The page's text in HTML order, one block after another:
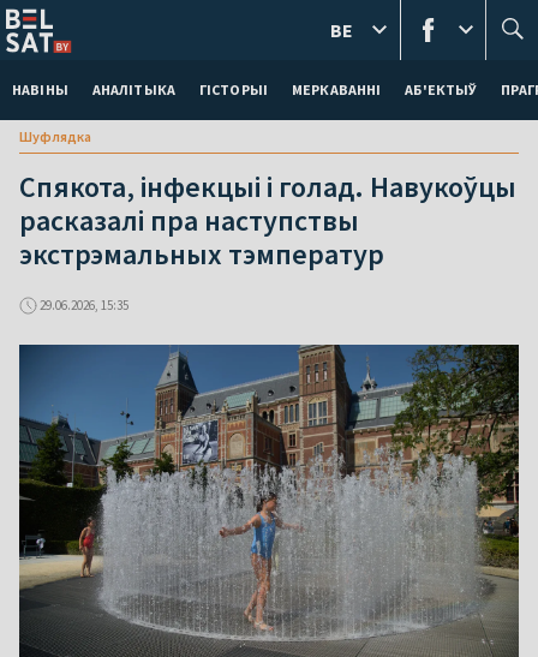
НАВІНЫ АНАЛІТЫКА ГІСТОРЫІ МЕРКАВАННI АБ'ЕКТЫЎ
BE
Шуфлядка
Спякота, інфекцыі і голад. Навукоўцы
расказалі пра наступствы
экстрэмальных тэмператур
29.06.2026, 15:35